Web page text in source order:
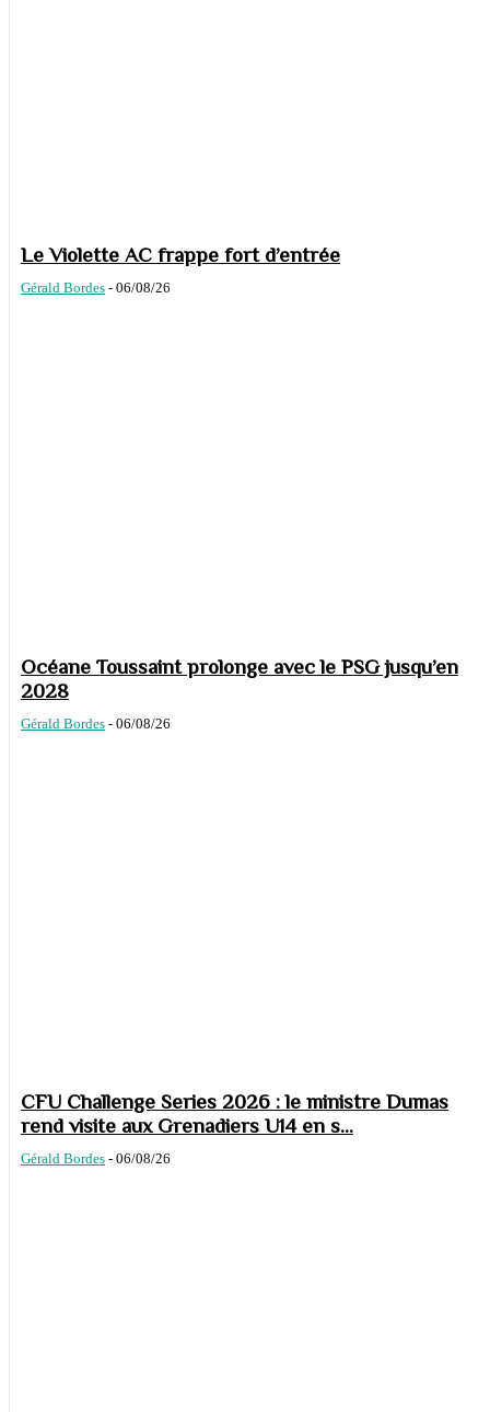
Le Violette AC frappe fort d’entrée
Gérald Bordes - 06/08/26
Océane Toussaint prolonge avec le PSG jusqu’en
2028
Gérald Bordes - 06/08/26
CFU Challenge Series 2026 : le ministre Dumas
rend visite aux Grenadiers U14 en s...
Gérald Bordes - 06/08/26